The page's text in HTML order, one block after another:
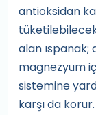
antioksidan
alan ıspanak;
magnezyum
sistemine
karşı da korur.